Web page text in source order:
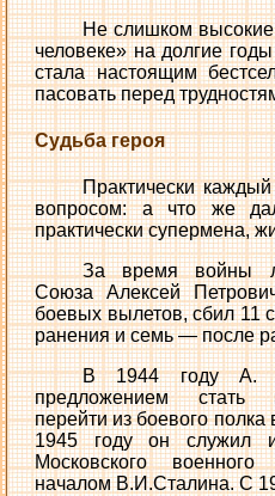
Не слишком
человеке» на долгие
стала настоящим
пасовать перед
Судьба героя
Практически
вопросом: а что же
практически супермена,
За время войны
Союза Алексей
боевых вылетов, сбил 11
ранения и семь — после
В 1944 году А.
предложением стать
перейти из боевого
1945 году он служил
Московского
началом В.И.Сталина. С